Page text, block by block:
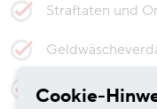
Straftaten und
Cookie-